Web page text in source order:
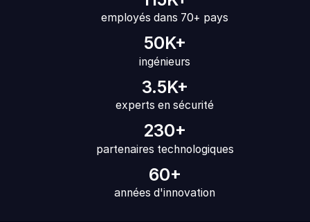
employés dans 70+ pays
50K+
ingénieurs
3.5K+
experts en sécurité
230+
partenaires technologiques
60+
années d'innovation